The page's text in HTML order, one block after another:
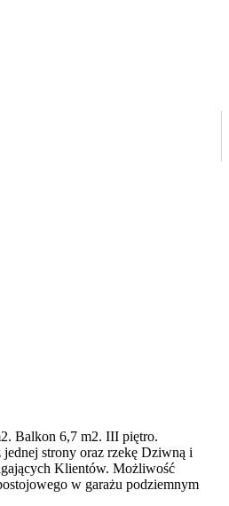
Balkon 6,7 m2. III piętro.
strony oraz rzekę Dziwną i
Klientów. Możliwość
w garażu podziemnym